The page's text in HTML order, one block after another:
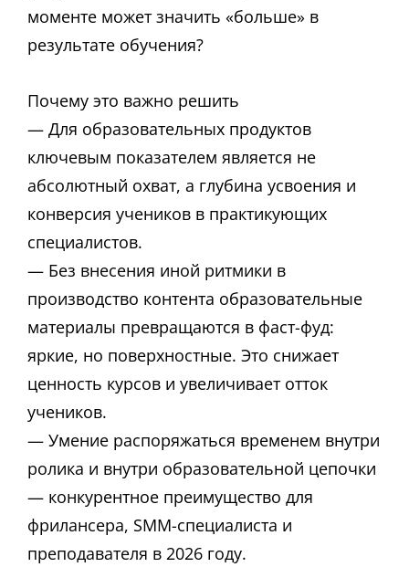
моменте может значить «больше» в
результате обучения?
Почему это важно решить
— Для образовательных продуктов
ключевым показателем является не
абсолютный охват, а глубина усвоения и
конверсия учеников в практикующих
специалистов.
— Без внесения иной ритмики в
производство контента образовательные
материалы превращаются в фаст-фуд:
яркие, но поверхностные. Это снижает
ценность курсов и увеличивает отток
учеников.
— Умение распоряжаться временем внутри
ролика и внутри образовательной цепочки
— конкурентное преимущество для
фрилансера, SMM-специалиста и
преподавателя в 2026 году.